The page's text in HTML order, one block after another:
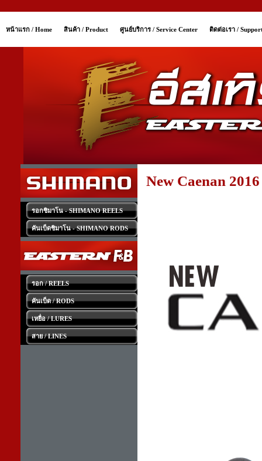
หน้าแรก / Home สินค้า / Product ศูนย์บริการ / Service Center ติดต่อเรา /
รอกชิมาโน - SHIMANO REELS
คันเบ็ดชิมาโน - SHIMANO RODS
รอก / REELS
คันเบ็ด / RODS
เหยื่อ / LURES
สาย / LINES
New Caenan 2016